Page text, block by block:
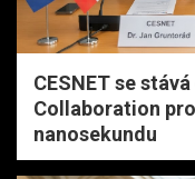
CESNET se
Collaboration
nanosekundu